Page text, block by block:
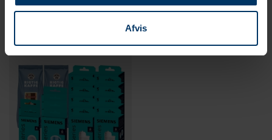
Afvis
799,95 DKK1.059,60 DKK
749,95 DKK1.349,85 DKK